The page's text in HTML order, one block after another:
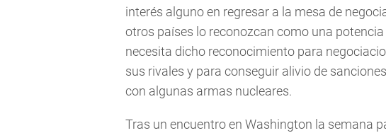
interés alguno en regresar a la mesa de
otros países lo reconozcan como una
necesita dicho reconocimiento para
sus rivales y para conseguir alivio de
con algunas armas nucleares.
Tras un encuentro en Washington la semana